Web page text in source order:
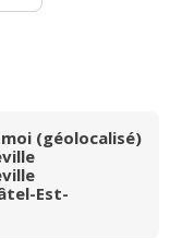
(géolocalisé)
Est-